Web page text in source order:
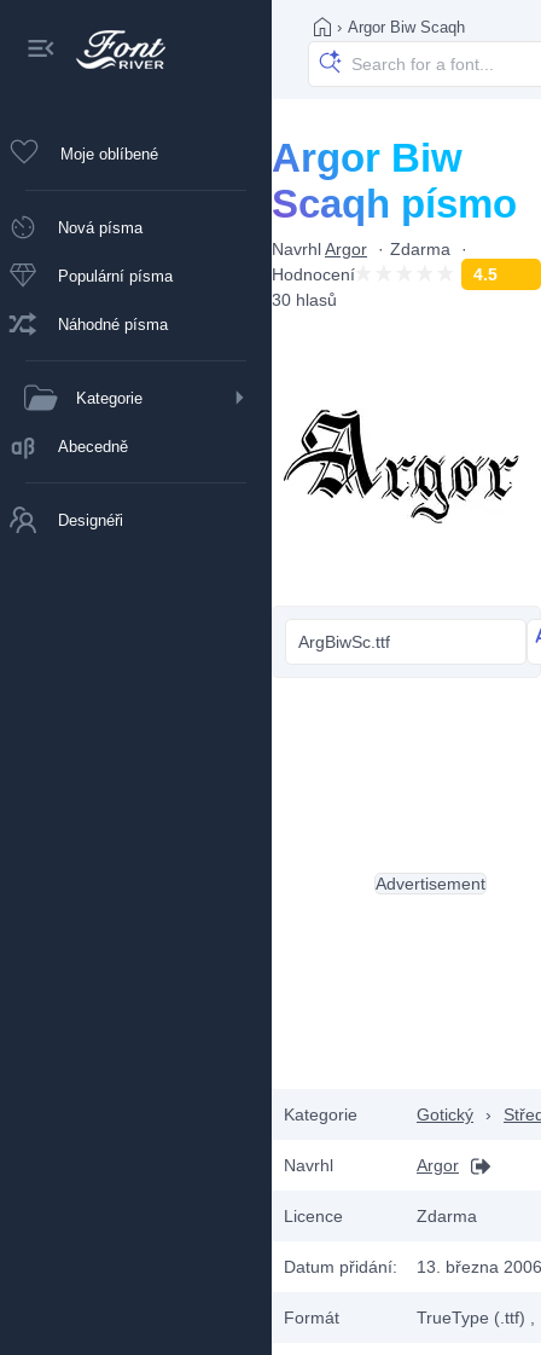
Moje oblíbené
Nová písma
Populární písma
Náhodné písma
Kategorie
Abecedně
Designéři
› Argor Biw Scaqh
Argor Biw
Scaqh písmo
NavrhlArgor
Zdarma
Hodnocení
4.5
30 hlasů
ArgBiwSc.ttf
Kategorie Gotický ›
Navrhl Argor
Licence Zdarma
Datum přidání: 13. března 2006
Formát TrueType (.ttf)
Advertisement